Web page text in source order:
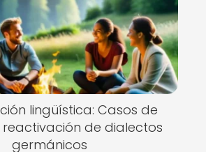
lingüística: Casos de
reactivación de dialectos
germánicos